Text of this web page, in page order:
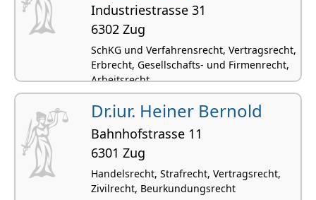
Industriestrasse 31
6302 Zug
SchKG und Verfahrensrecht, Vertragsrecht,
Erbrecht, Gesellschafts- und Firmenrecht,
Arbeitsrecht
Dr.iur. Heiner Bernold
Bahnhofstrasse 11
6301 Zug
Handelsrecht, Strafrecht, Vertragsrecht,
Zivilrecht, Beurkundungsrecht